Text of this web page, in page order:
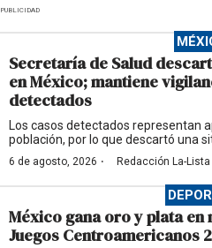
PUBLICIDAD
Secretaría de Salud
en México; mantiene
detectados
Los casos detectados representan
población, por lo que descartó una
6 de agosto, 2026 · Redacción La-Lista
México gana oro y plata
Juegos Centroamericanos